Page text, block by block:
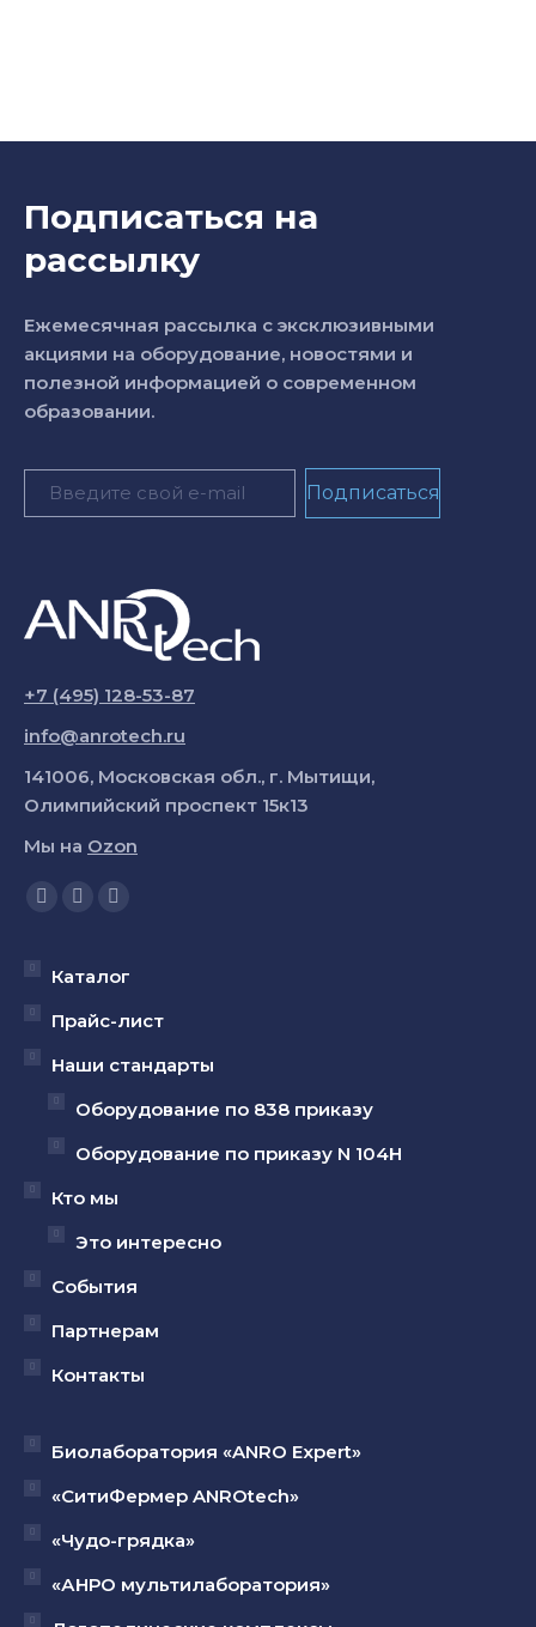
Подписаться на
рассылку
Ежемесячная рассылка с эксклюзивными
акциями на оборудование, новостями и
полезной информацией о современном
образовании.
+7 (495) 128-53-87
info@anrotech.ru
141006, Московская обл., г. Мытищи,
Олимпийский проспект 15к13
Мы на Ozon
Ищите нас:
Страница
открывается
новом
окне
Страница
открывается
новом
окне
Страница
открывается
новом
окне
Каталог
Прайс-лист
Наши стандарты
Оборудование по 838 приказу
Оборудование по приказу N 104Н
Кто мы
Это интересно
События
Партнерам
Контакты
Биолаборатория «ANRO Expert»
«СитиФермер ANROtech»
«Чудо-грядка»
«АНРО мультилаборатория»